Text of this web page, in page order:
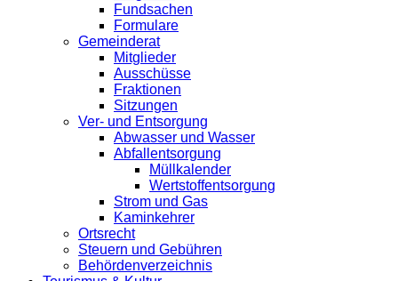
Fundsachen
Formulare
Gemeinderat
Mitglieder
Ausschüsse
Fraktionen
Sitzungen
Ver- und Entsorgung
Abwasser und Wasser
Abfallentsorgung
Müllkalender
Wertstoffentsorgung
Strom und Gas
Kaminkehrer
Ortsrecht
Steuern und Gebühren
Behördenverzeichnis